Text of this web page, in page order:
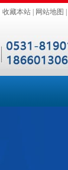
收藏本站 网站地图